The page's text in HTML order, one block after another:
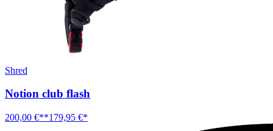
Shred
Notion club flash
200,00 €**179,95 €*